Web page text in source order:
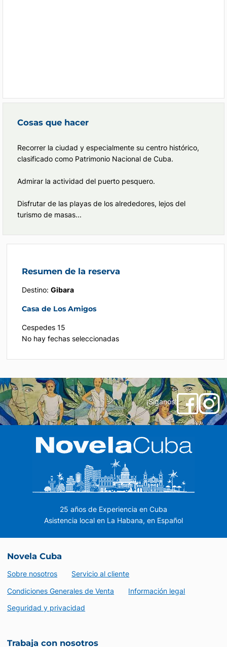
Cosas que hacer
Recorrer la ciudad y especialmente su centro histórico,
clasificado como Patrimonio Nacional de Cuba.
Admirar la actividad del puerto pesquero.
Disfrutar de las playas de los alrededores, lejos del
turismo de masas...
Resumen de la reserva
Destino: Gibara
Casa de Los Amigos
Cespedes 15
No hay fechas seleccionadas
¡Síganos!
25 años de Experiencia en Cuba
Asistencia local en La Habana, en Español
Novela Cuba
Sobre nosotros
Servicio al cliente
Condiciones Generales de Venta
Información legal
Seguridad y privacidad
Trabaja con nosotros